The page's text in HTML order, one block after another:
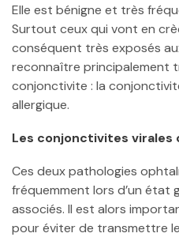
Elle est bénigne et très
Surtout ceux qui vont en
conséquent très exposés
reconnaître principalement
conjonctivite : la
allergique.
Les conjonctivites virales
Ces deux pathologies
fréquemment lors d’un état
associés. Il est alors
pour éviter de transmettre